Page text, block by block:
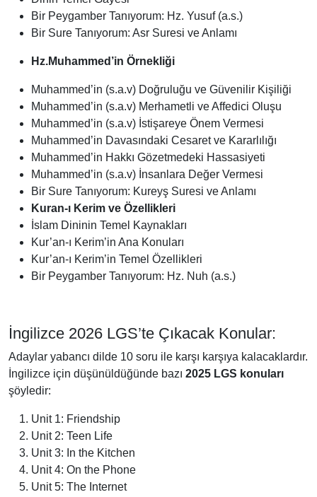
Bir Peygamber Tanıyorum: Hz. Yusuf (a.s.)
Bir Sure Tanıyorum: Asr Suresi ve Anlamı
Hz.Muhammed’in Örnekliği
Muhammed’in (s.a.v) Doğruluğu ve Güvenilir Kişiliği
Muhammed’in (s.a.v) Merhametli ve Affedici Oluşu
Muhammed’in (s.a.v) İstişareye Önem Vermesi
Muhammed’in Davasındaki Cesaret ve Kararlılığı
Muhammed’in Hakkı Gözetmedeki Hassasiyeti
Muhammed’in (s.a.v) İnsanlara Değer Vermesi
Bir Sure Tanıyorum: Kureyş Suresi ve Anlamı
Kuran-ı Kerim ve Özellikleri
İslam Dininin Temel Kaynakları
Kur’an-ı Kerim’in Ana Konuları
Kur’an-ı Kerim’in Temel Özellikleri
Bir Peygamber Tanıyorum: Hz. Nuh (a.s.)
İngilizce 2026 LGS’te Çıkacak Konular:
Adaylar yabancı dilde 10 soru ile karşı karşıya kalacaklardır.
İngilizce için düşünüldüğünde bazı 2025 LGS konuları
şöyledir:
Unit 1: Friendship
Unit 2: Teen Life
Unit 3: In the Kitchen
Unit 4: On the Phone
Unit 5: The Internet